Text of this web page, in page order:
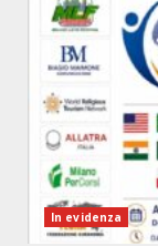
In evidenza